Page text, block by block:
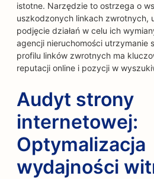
istotne. Narzędzie to ostrzega o
uszkodzonych linkach zwrotnych,
podjęcie działań w celu ich
agencji nieruchomości utrzymanie
profilu linków zwrotnych ma
reputacji online i pozycji w
Audyt strony
internetowej:
Optymalizacja
wydajności